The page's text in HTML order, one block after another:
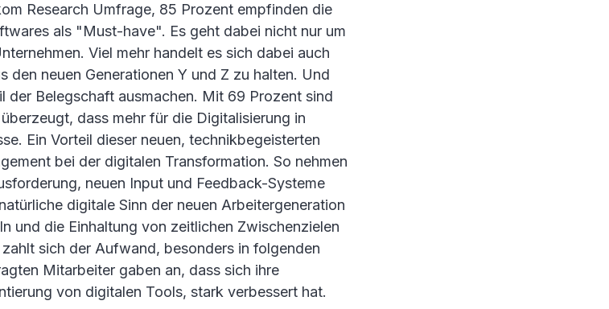
Research Umfrage, 85 Prozent empfinden die
als "Must-have". Es geht dabei nicht nur um
Viel mehr handelt es sich dabei auch
den neuen Generationen Y und Z zu halten. Und
der Belegschaft ausmachen. Mit 69 Prozent sind
dass mehr für die Digitalisierung in
Ein Vorteil dieser neuen, technikbegeisterten
bei der digitalen Transformation. So nehmen
neuen Input und Feedback-Systeme
digitale Sinn der neuen Arbeitergeneration
und die Einhaltung von zeitlichen Zwischenzielen
sich der Aufwand, besonders in folgenden
Mitarbeiter gaben an, dass sich ihre
von digitalen Tools, stark verbessert hat.